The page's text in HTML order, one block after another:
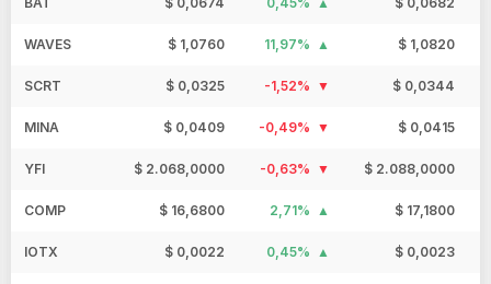
WAVES $ 1,0760 11,97% $ 1,0820
SCRT $ 0,0325 -1,52% $ 0,0344
MINA $ 0,0409 -0,49% $ 0,0415
YFI $ 2.068,0000 -0,63% $ 2.088,0000
COMP $ 16,6800 2,71% $ 17,1800
IOTX $ 0,0022 0,45% $ 0,0023